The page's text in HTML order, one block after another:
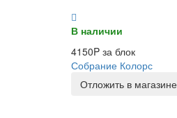
В наличии
4150P за блок
Собрание Колорс
Отложить в магазине